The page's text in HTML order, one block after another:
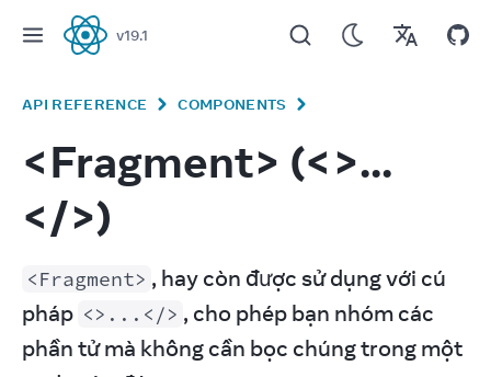
React
v19.1
API REFERENCE COMPONENTS
<Fragment> (<>...
</>)
<Fragment> , hay còn được sử dụng với cú
pháp <>...</> , cho phép bạn nhóm các
phần tử mà không cần bọc chúng trong một